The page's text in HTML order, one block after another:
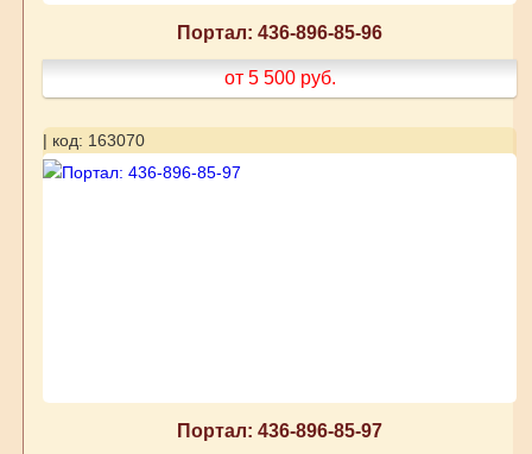
Портал: 436-896-85-96
от 5 500 руб.
| код: 163070
Портал: 436-896-85-97